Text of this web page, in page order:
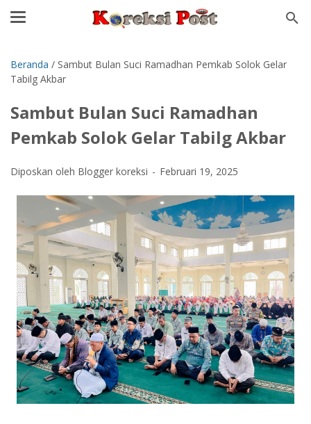
Beranda / Sambut Bulan Suci Ramadhan Pemkab Solok Gelar
Tabilg Akbar
Sambut Bulan Suci Ramadhan
Pemkab Solok Gelar Tabilg Akbar
Diposkan oleh Blogger koreksi Februari 19, 2025